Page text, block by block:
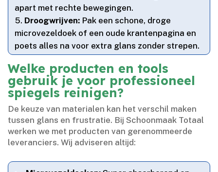
apart met rechte bewegingen.​
Droogwrijven: Pak een schone, droge
microvezeldoek of een oude krantenpagina en
poets alles na voor extra glans zonder strepen.​
Welke producten en tools
gebruik je voor professioneel
spiegels reinigen?
De keuze van materialen kan het verschil maken
tussen glans en frustratie.​ Bij Schoonmaak Totaal
werken we met producten van gerenommeerde
leveranciers.​ Wij adviseren altijd: